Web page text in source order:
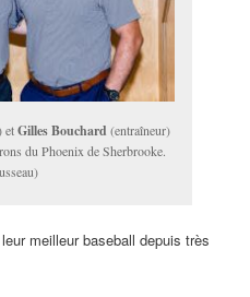
etGilles Bouchard (entraîneur)
du Phoenix de Sherbrooke.
meilleur baseball depuis très